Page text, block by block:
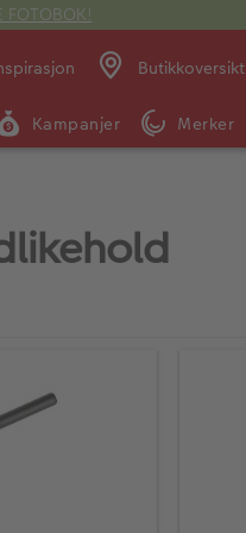
Butikkoversikt
Kampanjer Merker